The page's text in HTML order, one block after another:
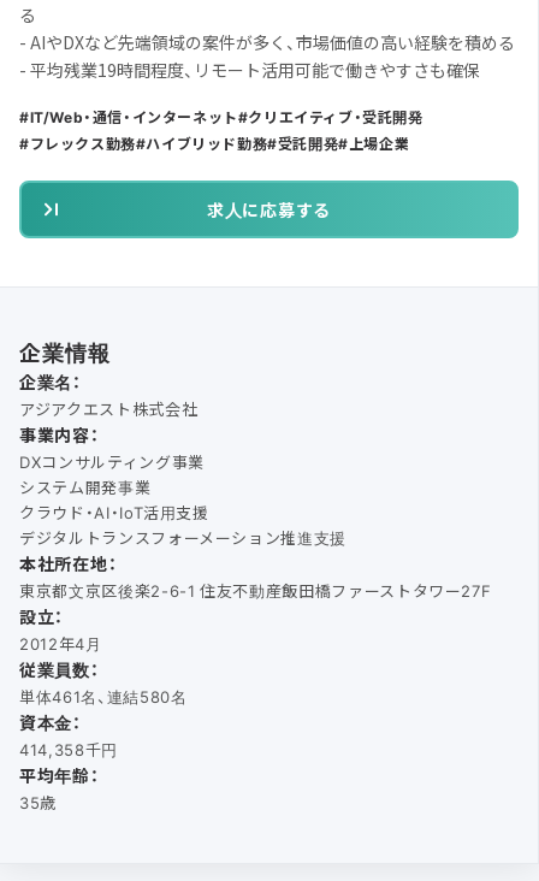
る
- AIやDXなど先端領域の案件が多く、市場価値の高い経験を積める
- 平均残業19時間程度、リモート活用可能で働きやすさも確保
IT/Web・通信・インターネット
クリエイティブ・受託開発
フレックス勤務 ハイブリッド勤務 受託開発 上場企業
求人に応募する
企業情報
企業名：
アジアクエスト株式会社
事業内容：
DXコンサルティング事業
システム開発事業
クラウド・AI・IoT活用支援
デジタルトランスフォーメーション推進支援
本社所在地：
東京都文京区後楽2-6-1 住友不動産飯田橋ファーストタワー27F
設立：
2012年4月
従業員数：
単体461名、連結580名
資本金：
414,358千円
平均年齢：
35歳